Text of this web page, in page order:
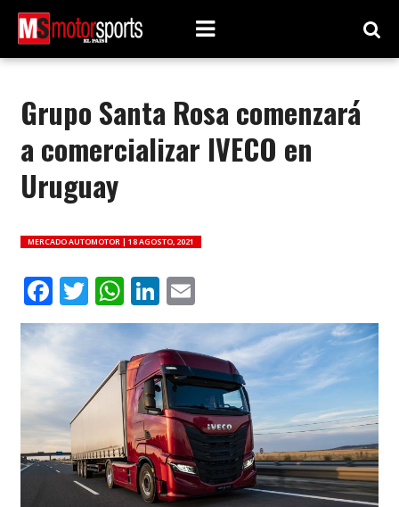
Grupo Santa Rosa comenzará
a comercializar IVECO en
Uruguay
MERCADO AUTOMOTOR | 18 AGOSTO, 2021
Facebook
Twitter
WhatsApp
LinkedIn
Email